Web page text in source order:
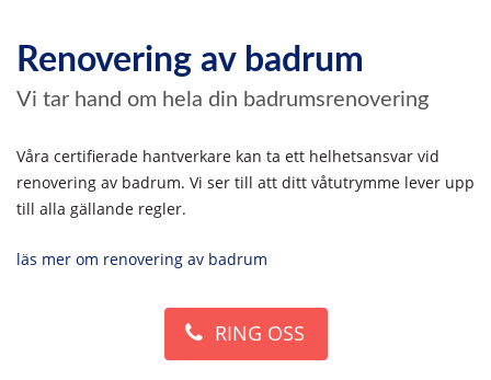
Renovering av badrum
Vi tar hand om hela din badrumsrenovering
Våra certifierade hantverkare kan ta ett helhetsansvar vid
renovering av badrum. Vi ser till att ditt våtutrymme lever upp
till alla gällande regler.
läs mer om renovering av badrum
RING OSS